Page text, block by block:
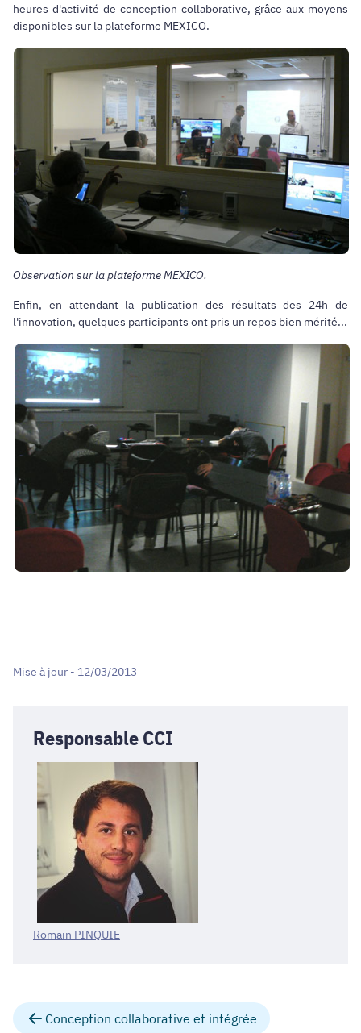
heures d'activité de conception collaborative, grâce aux moyens
disponibles sur la plateforme MEXICO.
Observation sur la plateforme MEXICO.
Enfin, en attendant la publication des résultats des 24h de
l'innovation, quelques participants ont pris un repos bien mérité...
Mise à jour - 12/03/2013
Responsable CCI
Romain PINQUIE
Conception collaborative et intégrée